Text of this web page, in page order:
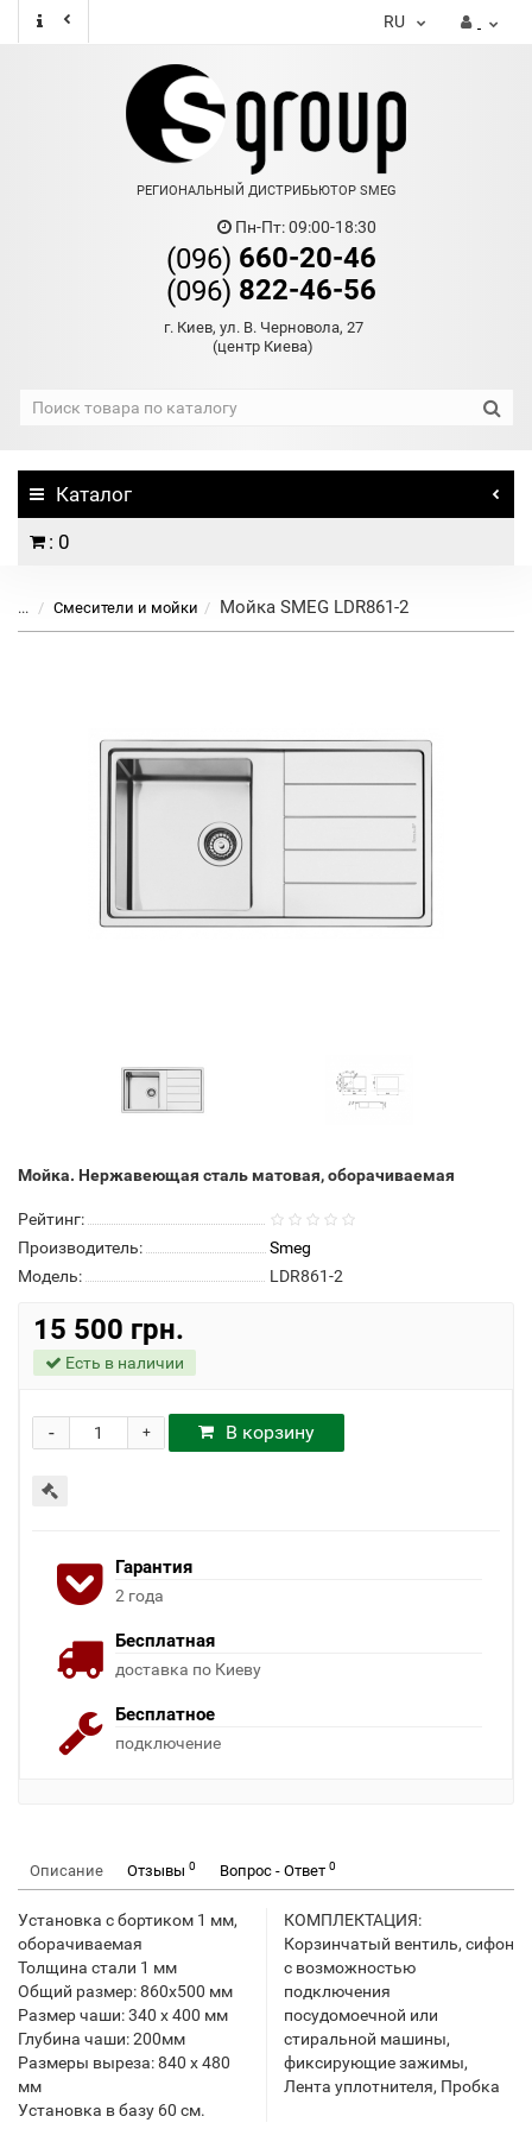
RU
РЕГИОНАЛЬНЫЙ ДИСТРИБЬЮТОР SMEG
Пн-Пт: 09:00-18:30
(096) 660-20-46
(096) 822-46-56
г. Киев, ул. В. Черновола, 27
(центр Киева)
Каталог
: 0
... Смесители и мойки Мойка SMEG LDR861-2
Мойка. Нержавеющая сталь матовая, оборачиваемая
Рейтинг:
Производитель:
Smeg
Модель:
LDR861-2
15 500 грн.
Есть в наличии
+
- В корзину
Гарантия
2 года
Бесплатная
доставка по Киеву
Бесплатное
подключение
Описание Отзывы 0 Вопрос - Ответ 0
Установка с бортиком 1 мм,
оборачиваемая
Толщина стали 1 мм
Общий размер: 860x500 мм
Размер чаши: 340 x 400 мм
Глубина чаши: 200мм
Размеры выреза: 840 x 480
мм
Установка в базу 60 см.
КОМПЛЕКТАЦИЯ:
Корзинчатый вентиль, сифон
с возможностью
подключения
посудомоечной или
стиральной машины,
фиксирующие зажимы,
Лента уплотнителя, Пробка